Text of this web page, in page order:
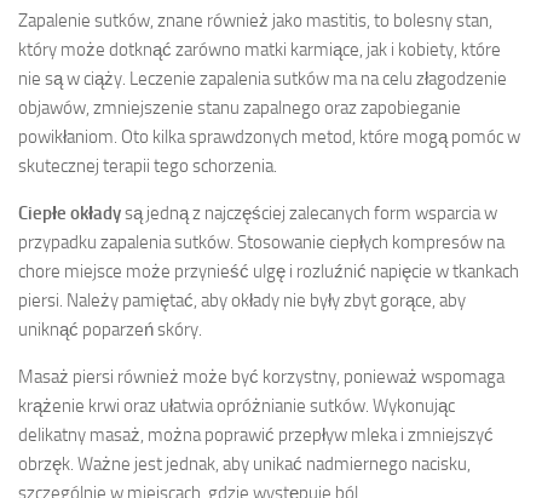
Zapalenie sutków, znane również jako mastitis, to bolesny stan,
który może dotknąć zarówno matki karmiące, jak i kobiety, które
nie są w ciąży. Leczenie zapalenia sutków ma na celu złagodzenie
objawów, zmniejszenie stanu zapalnego oraz zapobieganie
powikłaniom. Oto kilka sprawdzonych metod, które mogą pomóc w
skutecznej terapii tego schorzenia.
Ciepłe okładysą jedną z najczęściej zalecanych form wsparcia w
przypadku zapalenia sutków. Stosowanie ciepłych kompresów na
chore miejsce może przynieść ulgę i rozluźnić napięcie w tkankach
piersi. Należy pamiętać, aby okłady nie były zbyt gorące, aby
uniknąć poparzeń skóry.
Masaż piersi również może być korzystny, ponieważ wspomaga
krążenie krwi oraz ułatwia opróżnianie sutków. Wykonując
delikatny masaż, można poprawić przepływ mleka i zmniejszyć
obrzęk. Ważne jest jednak, aby unikać nadmiernego nacisku,
szczególnie w miejscach, gdzie występuje ból.